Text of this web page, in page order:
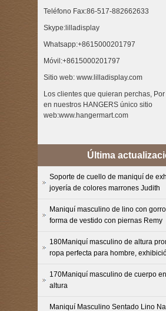
Teléfono Fax:86-517-882662633
Skype:lilladisplay
Whatsapp:+8615000201797
Móvil:+8615000201797
Sitio web: www.lilladisplay.com
Los clientes que quieran perchas,
en nuestros HANGERS único sitio
web:www.hangermart.com
Última
Soporte de cuello de maniquí de
joyería de colores marrones Judith
Maniquí masculino de lino con
forma de vestido con piernas Remy
180Maniquí masculino de altura
ropa perfecta para hombre,
170Maniquí masculino de cuerpo
altura
Maniquí Masculino Sentado Lino